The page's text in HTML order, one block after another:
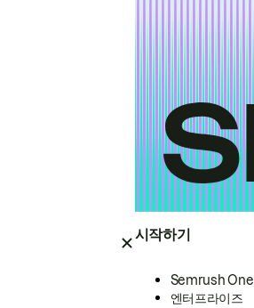
시작하기
Semrush One
엔터프라이즈